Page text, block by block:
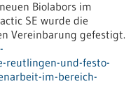
Biolabors im
SE wurde die
Vereinbarung gefestigt.
reutlingen-und-festo-
im-bereich-